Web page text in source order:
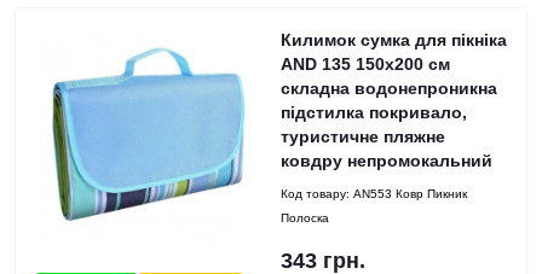
Килимок сумка для пікніка
AND 135 150х200 см
складна водонепроникна
підстилка покривало,
туристичне пляжне
ковдру непромокальний
Код товару: AN553 Ковр Пикник
Полоска
343 грн.